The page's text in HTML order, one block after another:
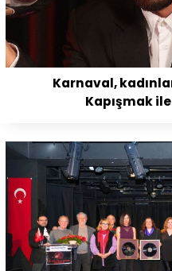
Karnaval,
Kapışmak